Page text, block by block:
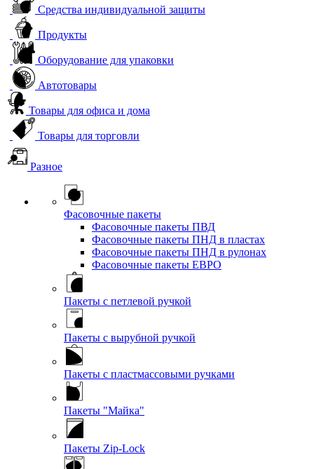
Средства индивидуальной защиты
Продукты
Оборудование для упаковки
Автотовары
Товары для офиса и дома
Товары для торговли
Разное
Фасовочные пакеты
Фасовочные пакеты ПВД
Фасовочные пакеты ПНД в пластах
Фасовочные пакеты ПНД в рулонах
Фасовочные пакеты ЕВРО
Пакеты с петлевой ручкой
Пакеты с вырубной ручкой
Пакеты с пластмассовыми ручками
Пакеты "Майка"
Пакеты Zip-Lock